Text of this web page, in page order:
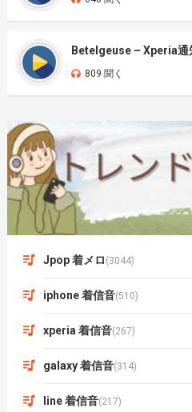
Betelgeuse – Xperia通
809 聞く
Jpop 着メロ (3044)
iphone 着信音(510)
xperia 着信音(267)
galaxy 着信音(314)
line 着信音(217)